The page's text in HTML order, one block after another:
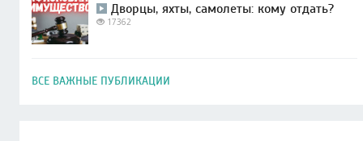
Дворцы, яхты, самолеты: кому отдать?
17362
ВСЕ ВАЖНЫЕ ПУБЛИКАЦИИ